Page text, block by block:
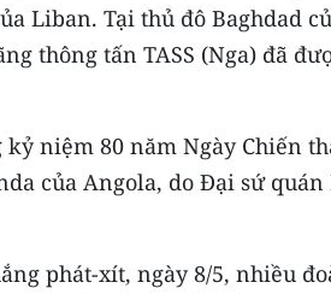
Liban. Tại thủ đô Baghdad
thông tấn TASS (Nga) đã
kỷ niệm 80 năm Ngày Chiến
của Angola, do Đại sứ quán
phát-xít, ngày 8/5, nhiều